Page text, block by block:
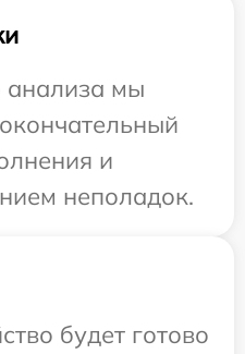
анализа мы
и
неполадок.
будет готово